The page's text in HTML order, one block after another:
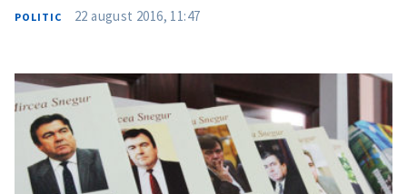
Trimite o informație
Despre ZdG
POLITIC 22 august 2016, 11:47